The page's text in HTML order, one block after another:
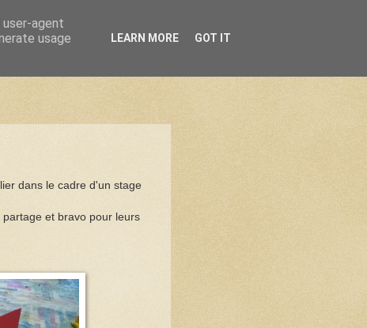
dans le cadre d'un stage
et bravo pour leurs
agent
usage
LEARN MORE GOT IT